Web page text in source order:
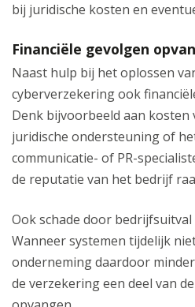
bij juridische kosten en
Financiële gevolgen
Naast hulp bij het oplossen
cyberverzekering ook
Denk bijvoorbeeld aan
juridische ondersteuning of
communicatie- of PR-
de reputatie van het bedrijf
Ook schade door
Wanneer systemen tijdelijk
onderneming daardoor
de verzekering een deel van